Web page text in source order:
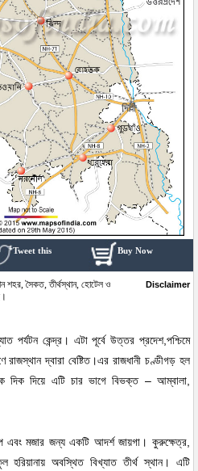
Buy Now
Tweet this
শহর, সৈকত, তীর্থস্থান, হোটেল ও
Disclaimer
পর্যটন কেন্দ্র। এটা পূর্বে উত্তর প্রদেশ,পশ্চিমে
রাজস্থান দ্বারা বেষ্টিত।এর রাজধানী চণ্ডীগড় হল
দিক দিয়ে এটি চার ভাগে বিভক্ত – আম্বালা,
এবং মজার জন্য একটি আদর্শ জায়গা। কুরুক্ষেত্র,
হরিয়ানায় অবস্থিত বিখ্যাত তীর্থ স্থান। এটি